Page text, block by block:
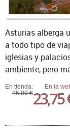
En tienda:
25,00 €
En la
23,75
Asturias alberga
a todo tipo de
iglesias y
ambiente, pero